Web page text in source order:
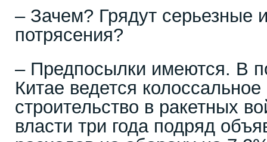
– Зачем? Грядут серьезные
потрясения?
– Предпосылки имеются. В
Китае ведется
строительство в ракетных
власти три года подряд